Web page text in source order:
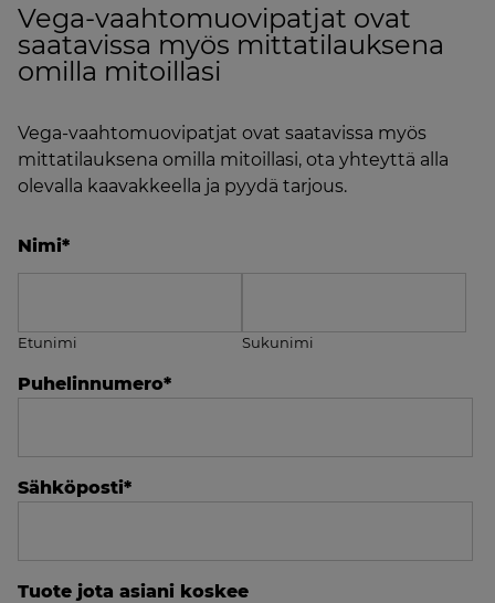
Vega-vaahtomuovipatjat ovat
saatavissa myös mittatilauksena
omilla mitoillasi
Vega-vaahtomuovipatjat ovat saatavissa myös
mittatilauksena omilla mitoillasi, ota yhteyttä alla
olevalla kaavakkeella ja pyydä tarjous.
Nimi*
Etunimi Sukunimi
Puhelinnumero*
Sähköposti*
Tuote jota asiani koskee